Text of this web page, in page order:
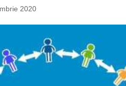
2020